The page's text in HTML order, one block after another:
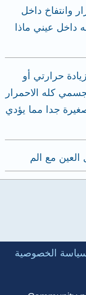
وانتفاخ داخل
عيني ماذا
حرارتي أو
كله الاحمرار
جدا مما يؤدي
مع الم
الخصوصية